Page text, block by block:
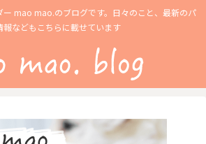
ー mao mao.のブログです。日々のこと、最新のパ
報などもこちらに載せています